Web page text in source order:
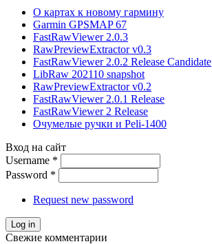
О картах к новому гармину
Garmin GPSMAP 67
FastRawViewer 2.0.3
RawPreviewExtractor v0.3
FastRawViewer 2.0.2 Release Candidate
LibRaw 202110 snapshot
RawPreviewExtractor v0.2
FastRawViewer 2.0.1 Release
FastRawViewer 2 Release
Очумелые ручки и Peli-1400
Вход на сайт
Username *
Password *
Request new password
Свежие комментарии